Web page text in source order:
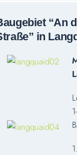
“An
in